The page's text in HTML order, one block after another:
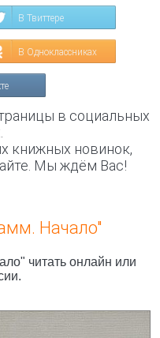
В Твиттере
В Одноклассниках
в социальных
книжных новинок,
Мы ждём Вас!
Начало"
читать онлайн или